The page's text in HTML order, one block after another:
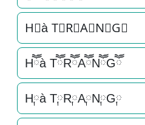
H⃒à T⃒R⃒A⃒N⃒G⃒
Hཽà TཽRཽAཽNཽGཽ
H༙à T༙R༙A༙N༙G༙